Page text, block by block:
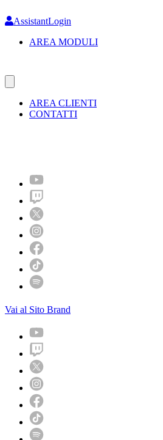
to
content
AssistantLogin
AREA MODULI
AREA CLIENTI
CONTATTI
Vai al Sito Brand